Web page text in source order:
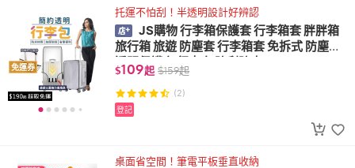
免運券
托運不怕刮！半透明設計好辨認
JS購物 行李箱保護套 行李箱套 胖胖箱
旅行箱 旅遊 防塵套 行李箱套 免拆式 防塵套
透明保護套 行李套 防刮防水
$109起 $159起
(2)
登記
桌面省空間！筆電平板垂直收納